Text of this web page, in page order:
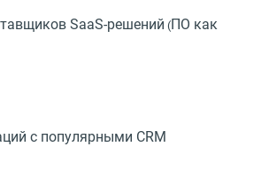
SaaS-решений (ПО как
с популярными CRM